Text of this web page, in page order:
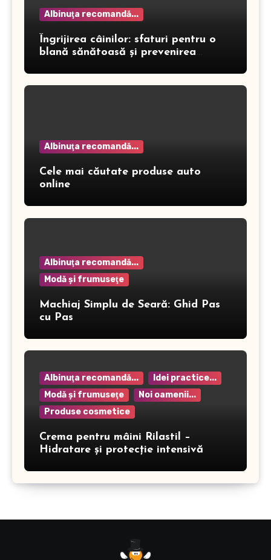
Albinuţa recomandă...
Îngrijirea câinilor: sfaturi pentru o
blană sănătoasă și prevenirea
Albinuţa recomandă...
Cele mai căutate produse auto
online
Albinuţa recomandă...
Modă şi frumuseţe
Machiaj Simplu de Seară: Ghid Pas
cu Pas
Albinuţa recomandă...
Idei practice...
Modă şi frumuseţe
Noi oamenii...
Produse cosmetice
Crema pentru mâini Rilastil –
Hidratare și protecție intensivă